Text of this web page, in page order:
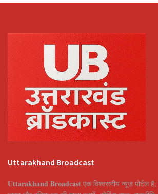
Uttarakhand Broadcast
Uttarakhand Broadcast एक विश्वसनीय न्यूज़ पोर्टल